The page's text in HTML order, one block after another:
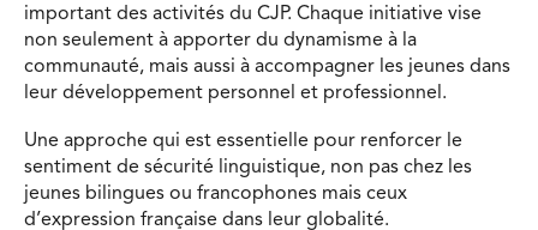
important des activités du CJP. Chaque initiative vise
non seulement à apporter du dynamisme à la
communauté, mais aussi à accompagner les jeunes dans
leur développement personnel et professionnel.
Une approche qui est essentielle pour renforcer le
sentiment de sécurité linguistique, non pas chez les
jeunes bilingues ou francophones mais ceux
d’expression française dans leur globalité.